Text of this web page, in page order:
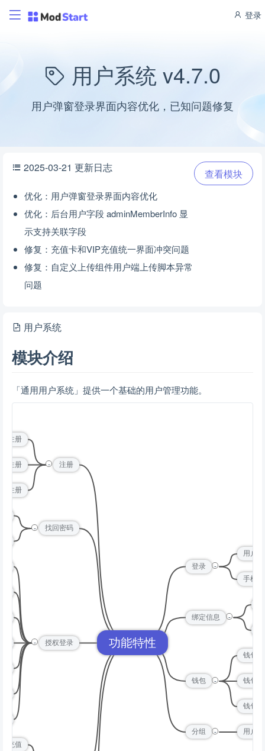
登录
用户系统 v4.7.0
用户弹窗登录界面内容优化，已知问题修复
查看模块
2025-03-21 更新日志
优化：用户弹窗登录界面内容优化
优化：后台用户字段 adminMemberInfo 显
示支持关联字段
修复：充值卡和VIP充值统一界面冲突问题
修复：自定义上传组件用户端上传脚本异常
问题
用户系统
模块介绍
「通用用户系统」提供一个基础的用户管理功能。
功能特性
- 注册
注册
注册
注册
-
登录
用户
手机
- 找回密码
-
绑定信息
- 授权登录
-
钱包
钱包
钱包
钱包
充值
-
分组 用户